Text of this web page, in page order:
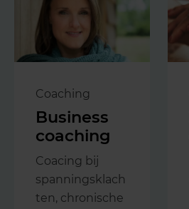
Coaching
Business
coaching
Coacing bij
spanningsklach
ten, chronische